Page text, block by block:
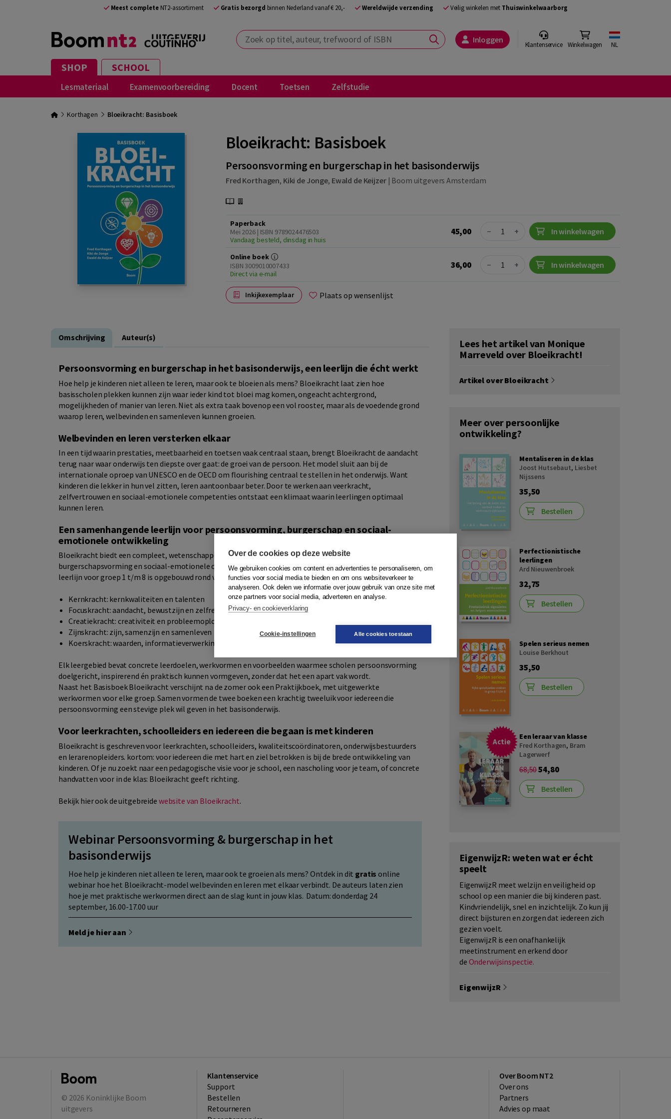
Meest completeNT2-assortiment Gratis bezorgd binnen Nederland vanaf € 20,- Wereldwijde verzending Veilig winkelen met Thuiswinkelwaarborg
Zoek op titel, auteur, trefwoord of ISBN Inloggen Klantenservice Winkelwagen NL
SHOP SCHOOL
Lesmateriaal Examenvoorbereiding Docent Toetsen Zelfstudie
Korthagen Bloeikracht: Basisboek
Bloeikracht: Basisboek
Persoonsvorming en burgerschap in het basisonderwijs
Fred Korthagen, Kiki de Jonge, Ewald de Keijzer| Boom uitgevers Amsterdam
Paperback
Mei 2026 | ISBN 9789024476503
Vandaag besteld, dinsdag in huis
45,00 Quantity
− + In winkelwagen
Online boek
ISBN 3009010007433
Direct via e-mail
36,00 Quantity
− + In winkelwagen
Inkijkexemplaar Plaats op wensenlijst
Omschrijving Auteur(s)
Persoonsvorming en burgerschap in het basisonderwijs, een leerlijn die écht werkt
Hoe help je kinderen niet alleen te leren, maar ook te bloeien als mens? Bloeikracht laat zien hoe
basisscholen plekken kunnen zijn waar ieder kind tot bloei mag komen, ongeacht achtergrond,
mogelijkheden of manier van leren. Niet als extra taak bovenop een vol rooster, maar als de voedende grond
waarop leren, welbevinden en samenleven kunnen groeien.
Welbevinden en leren versterken elkaar
In een tijd waarin prestaties, meetbaarheid en toetsen vaak centraal staan, brengt Bloeikracht de aandacht
terug naar waar onderwijs ten diepste over gaat: de groei van de persoon. Het model sluit aan bij de
internationale oproep van UNESCO en de OECD om flourishing centraal te stellen in het onderwijs. Want
kinderen die lekker in hun vel zitten, leren aantoonbaar beter. Door te werken aan veerkracht,
zelfvertrouwen en sociaal-emotionele competenties ontstaat een klimaat waarin leerlingen optimaal
kunnen leren.
Een samenhangende leerlijn voor persoonsvorming, burgerschap en sociaal-
emotionele ontwikkeling
Bloeikracht biedt een compleet, wetenschappelijk onderbouwd raamwerk waarin persoonsvorming,
burgerschapsvorming en sociaal-emotionele ontwikkeling met elkaar vervlochten zijn. De doorlopende
leerlijn voor groep 1 t/m 8 is opgebouwd rond vijf leergebieden:
Kernkracht: kernkwaliteiten en talenten
Focuskracht: aandacht, bewustzijn en zelfregulatie
Creatiekracht: creativiteit en probleemoplossend vermogen
Zijnskracht: zijn, samenzijn en samenleven
Koerskracht: waarden, informatieverwerking en moreel kompas
Elk leergebied bevat concrete leerdoelen, werkvormen en voorbeelden waarmee scholen persoonsvorming
doelgericht, inspirerend én praktisch kunnen vormgeven, zonder dat het een apart vak wordt.
Naast het Basisboek Bloeikracht verschijnt na de zomer ook een Praktijkboek, met uitgewerkte
werkvormen voor elke groep. Samen vormen de twee boeken een krachtig tweeluik voor iedereen die
persoonsvorming een stevige plek wil geven in het basisonderwijs.
Voor leerkrachten, schoolleiders en iedereen die begaan is met kinderen
Bloeikracht is geschreven voor leerkrachten, schoolleiders, kwaliteitscoördinatoren, onderwijsbestuurders
en lerarenopleiders. kortom: voor iedereen die met hart en ziel betrokken is bij de brede ontwikkeling van
kinderen. Of je nu zoekt naar een pedagogische visie voor je school, een nascholing voor je team, of concrete
handvatten voor in de klas: Bloeikracht geeft richting.
Bekijk hier ook de uitgebreide website van Bloeikracht.
Webinar Persoonsvorming & burgerschap in het
basisonderwijs
Hoe help je kinderen niet alleen te leren, maar ook te groeien als mens? Ontdek in dit gratis online
webinar hoe het Bloeikracht-model welbevinden en leren met elkaar verbindt. De auteurs laten zien
hoe je met praktische werkvormen direct aan de slag kunt in jouw klas. Datum: donderdag 24
september, 16.00-17.00 uur
Meld je hier aan
Lees het artikel van Monique
Marreveld over Bloeikracht!
Artikel over Bloeikracht
Meer over persoonlijke
ontwikkeling?
Mentaliseren in de klas
Joost Hutsebaut, Liesbet
Nijssens
35,50
Bestellen
Perfectionistische
leerlingen
Ard Nieuwenbroek
32,75
Bestellen
Spelen serieus nemen
Louise Berkhout
35,50
Bestellen
Actie
Een leraar van klasse
Fred Korthagen, Bram
Lagerwerf
68,5054,80
Bestellen
EigenwijzR: weten wat er écht
speelt
EigenwijzR meet welzijn en veiligheid op
school op een manier die bij kinderen past.
Kindvriendelijk, snel en inzichtelijk. Zo kun jij
direct bijsturen en zorgen dat iedereen zich
gezien voelt.
EigenwijzR is een onafhankelijk
meetinstrument en erkend door
de Onderwijsinspectie.
EigenwijzR
© 2026 Koninklijke Boom
uitgevers
Klantenservice
Support
Bestellen
​Retourneren
Over Boom NT2
Over ons
Partners
Advies op maat
Over de cookies op deze website
We gebruiken cookies om content en advertenties te personaliseren, om
functies voor social media te bieden en om ons websiteverkeer te
analyseren. Ook delen we informatie over jouw gebruik van onze site met
onze partners voor social media, adverteren en analyse.
Privacy- en cookieverklaring
Cookie-instellingen Alle cookies toestaan